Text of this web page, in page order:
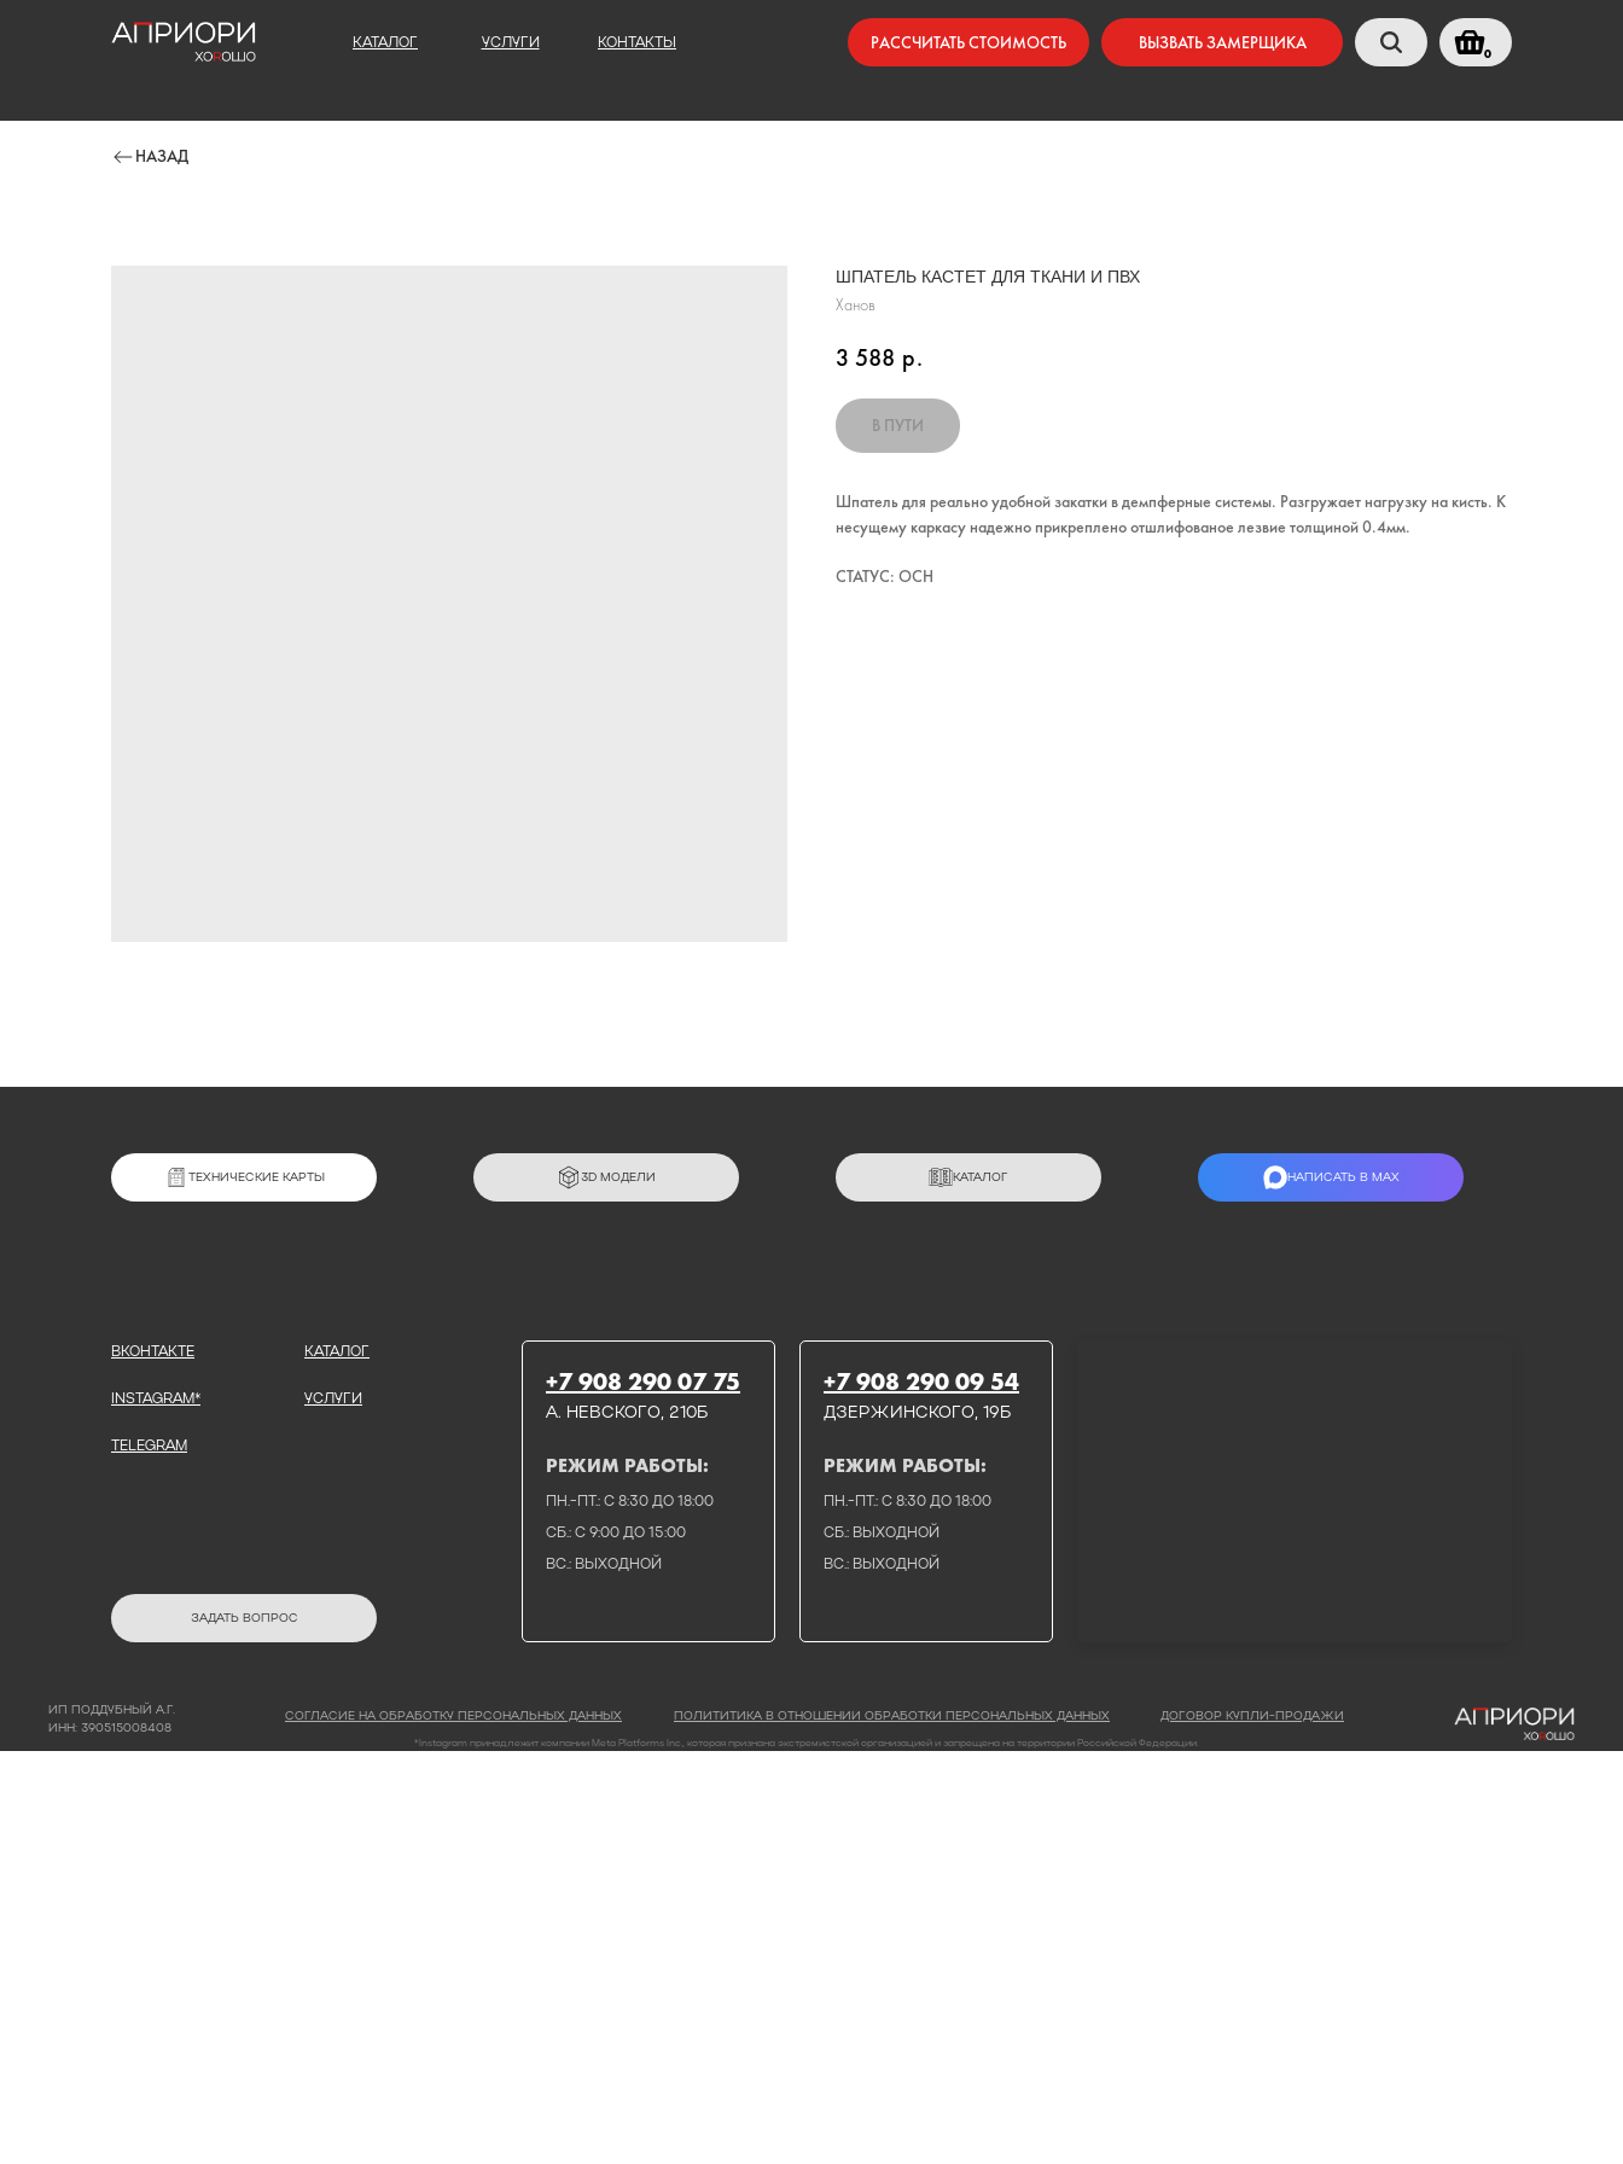
КОНТАКТЫ
УСЛУГИ
КАТАЛОГ ВЫЗВАТЬ ЗАМЕРЩИКА
РАССЧИТАТЬ СТОИМОСТЬ
0
НАЗАД
ШПАТЕЛЬ КАСТЕТ ДЛЯ ТКАНИ И ПВХ
Ханов
3 588 р.
Шпатель для реально удобной закатки в демпферные системы. Разгружает нагрузку на кисть. К
несущему каркасу надежно прикреплено отшлифованое лезвие толщиной 0.4мм.
СТАТУС: ОСН
НАПИСАТЬ В МАХ
КАТАЛОГ
3D МОДЕЛИ
ТЕХНИЧЕСКИЕ КАРТЫ
TELEGRAM
INSTAGRAM*
ВКОНТАКТЕ
ДЗЕРЖИНСКОГО, 19Б
ВС.: ВЫХОДНОЙ
СБ.: С 9:00 ДО 15:00
ПН.-ПТ.: С 8:30 ДО 18:00
А. НЕВСКОГО, 210Б
УСЛУГИ
+7 908 290 09 54
РЕЖИМ РАБОТЫ:
ВС.: ВЫХОДНОЙ
СБ.: ВЫХОДНОЙ
ПН.-ПТ.: С 8:30 ДО 18:00
РЕЖИМ РАБОТЫ:
+7 908 290 07 75
КАТАЛОГ
ЗАДАТЬ ВОПРОС
ДОГОВОР КУПЛИ-ПРОДАЖИ
ПОЛИТИТИКА В ОТНОШЕНИИ ОБРАБОТКИ ПЕРСОНАЛЬНЫХ ДАННЫХ
СОГЛАСИЕ НА ОБРАБОТКУ ПЕРСОНАЛЬНЫХ ДАННЫХ
ИП ПОДДУБНЫЙ А.Г.
ИНН: 390515008408
*Instagram принадлежит компании Meta Platforms Inc., которая признана экстремистской организацией и запрещена на территории Российской Федерации.